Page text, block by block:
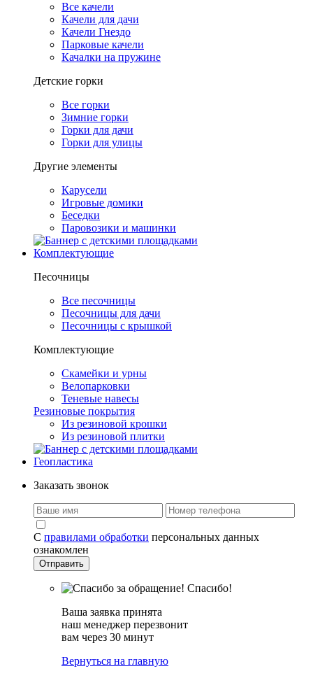
Все качели
Качели для дачи
Качели Гнездо
Парковые качели
Качалки на пружине
Детские горки
Все горки
Зимние горки
Горки для дачи
Горки для улицы
Другие элементы
Карусели
Игровые домики
Беседки
Паровозики и машинки
Комплектующие
Песочницы
Все песочницы
Песочницы для дачи
Песочницы с крышкой
Комплектующие
Скамейки и урны
Велопарковки
Теневые навесы
Резиновые покрытия
Из резиновой крошки
Из резиновой плитки
Геопластика
Заказать звонок
С правилами обработки персональных данных
ознакомлен
Спасибо!
Ваша заявка принята
наш менеджер перезвонит
вам через 30 минут
Вернуться на главную